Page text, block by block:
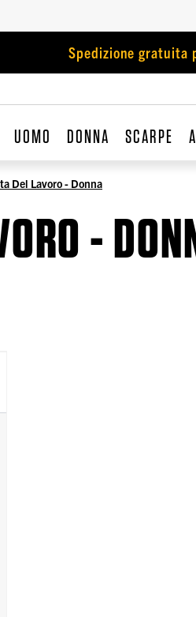
Spedizione gratuita
UOMO DONNA SCARPE
Del Lavoro - Donna
-